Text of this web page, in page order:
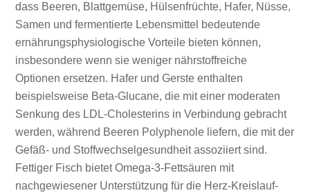
dass Beeren, Blattgemüse, Hülsenfrüchte, Hafer, Nüsse,
Samen und fermentierte Lebensmittel bedeutende
ernährungsphysiologische Vorteile bieten können,
insbesondere wenn sie weniger nährstoffreiche
Optionen ersetzen. Hafer und Gerste enthalten
beispielsweise Beta-Glucane, die mit einer moderaten
Senkung des LDL-Cholesterins in Verbindung gebracht
werden, während Beeren Polyphenole liefern, die mit der
Gefäß- und Stoffwechselgesundheit assoziiert sind.
Fettiger Fisch bietet Omega-3-Fettsäuren mit
nachgewiesener Unterstützung für die Herz-Kreislauf-